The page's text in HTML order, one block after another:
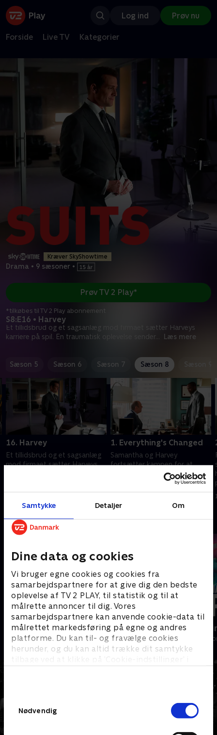
Samtykke Detaljer Om
Dine data og cookies
Vi bruger egne cookies og cookies fra
samarbejdspartnere for at give dig den bedste
oplevelse af TV 2 PLAY, til statistik og til at
målrette annoncer til dig. Vores
samarbejdspartnere kan anvende cookie-data til
målrettet markedsføring på egne og andres
platforme. Du kan til- og fravælge cookies
herunder, og du kan altid trække dit samtykke
tilbage ved at klikke på ’Cookie-indstillinger’ i
Nødvendig
Log ind Prøv nu
Forside Live TV Kategorier
Kræver SkyShowtime
Drama • 9 sæsoner •
S8:E16 • Harvey
Et tillidsbrud og et sagsanlæg mod firmaet sætter Harveys
karriere på spil. En traumatisk oplevelse sender... Læs mere
Prøv TV 2 Play*
*tilkøbes til TV 2 Play abonnement
Sæson 5 Sæson 6 Sæson 7 Sæson 8 Sæson 9
16. Harvey
Et tillidsbrud og et sagsanlæg
mod firmaet sætter Harveys
Robert på jagt efter
1. Everything's Changed
Samantha og Harvey
fortsætter kampen for at
beholde Zanes navn på
væggen. Alex advarer Louis om
de konsekvenser, der venter
Andre så også
Bjergets helte
Drama • 15 sæsoner
Happy
Drama • 1